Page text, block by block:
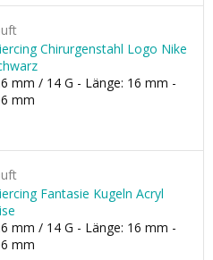
Chirurgenstahl Logo Nike
mm / 14 G - Länge: 16 mm -
mm
Fantasie Kugeln Acryl
mm / 14 G - Länge: 16 mm -
mm